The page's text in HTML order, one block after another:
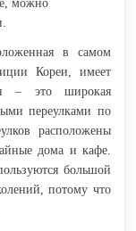
можно
в самом
Кореи, имеет
– это широкая
переулками по
расположены
дома и кафе.
большой
потому что